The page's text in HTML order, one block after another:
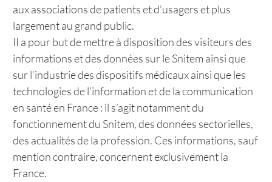
aux associations de patients et d’usagers et plus
largement au grand public.
II a pour but de mettre à disposition des visiteurs des
informations et des données sur le Snitem ainsi que
sur l’industrie des dispositifs médicaux ainsi que les
technologies de l’information et de la communication
en santé en France : il s’agit notamment du
fonctionnement du Snitem, des données sectorielles,
des actualités de la profession. Ces informations, sauf
mention contraire, concernent exclusivement la
France.